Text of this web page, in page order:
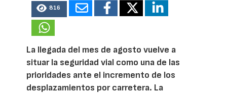
816
La llegada del mes de agosto vuelve a
situar la seguridad vial como una de las
prioridades ante el incremento de los
desplazamientos por carretera. La